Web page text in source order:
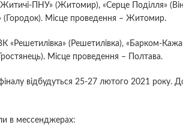
ПНУ» (Житомир), «Серце Поділля»
(Городок). Місце проведення – Житомир.
«Решетилівка» (Решетилівка), «Барком-
Місце проведення – Полтава.
відбудуться 25-27 лютого 2021 року.
в мессенджерах: